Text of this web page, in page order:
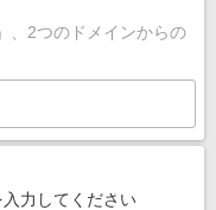
、2つのドメインからの
力してください